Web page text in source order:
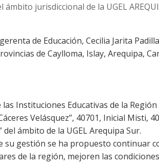
jurisdiccional de la UGEL
de Educación, Cecilia Jarita Padilla
de Caylloma, Islay, Arequipa,
Instituciones Educativas de la Región
Velásquez”, 40701, Inicial Misti,
del ámbito de la UGEL Arequipa Sur.
su gestión se ha propuesto continuar
de la región, mejoren las